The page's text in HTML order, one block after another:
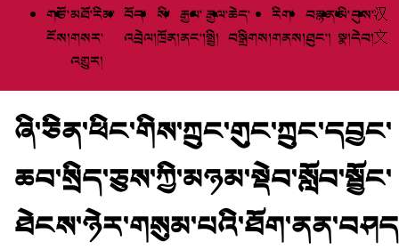
གཙོ་
ངོས།
མཐོ་རིམ་
གསར་
འགྱུར།
བོད་
འབྲེལ།
སི་
ཁྲོན།
རྒྱལ་
ནང་།
རྒྱལ་
སྤྱི།
ཆེད་
བསྒྲིགས།
རིག་
གནས།
བརྙན་
ཐུང་།
མི་
སྣ།
དུས་
དེབ།
汉
文
ཞི་ཅིན་ཕིང་གིས་ཀྲུང་གུང་ཀྲུང་དབྱང་
ཆབ་སྲིད་ཅུས་ཀྱི་མཉམ་སྡེབ་སློབ་སྦྱོང་